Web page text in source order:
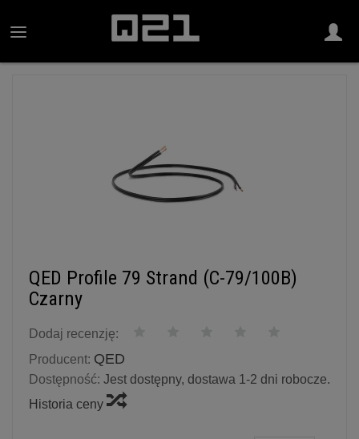
QED Profile 79 Strand (C-79/100B)
Czarny
Dodaj recenzję:
Producent: QED
Dostępność: Jest dostępny, dostawa 1-2 dni robocze.
Historia ceny